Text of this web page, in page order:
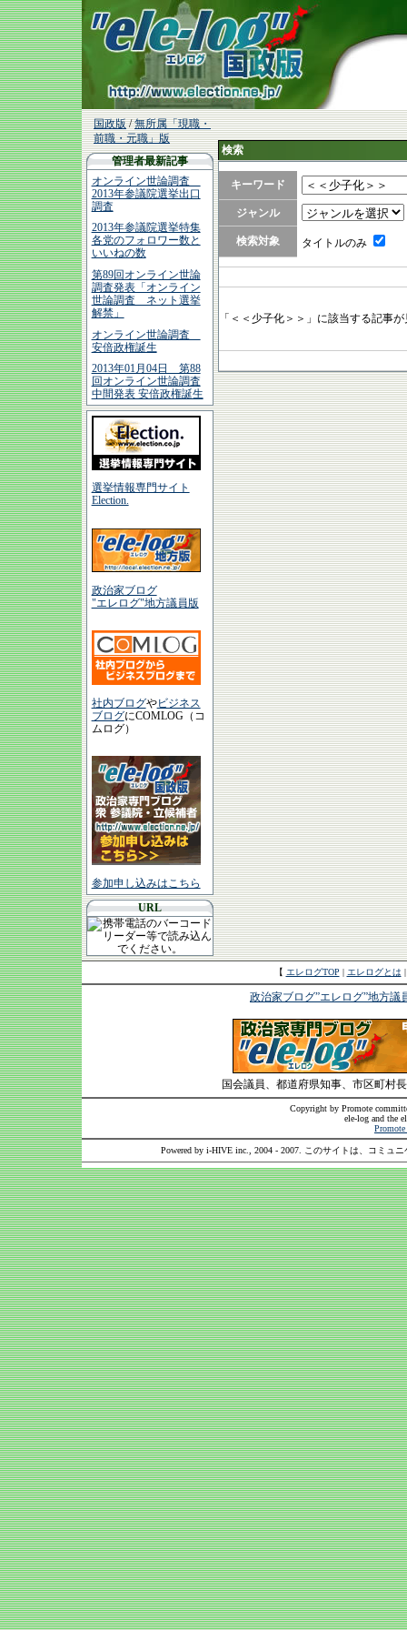
国政版/無所属「現職・
前職・元職」版
管理者最新記事
オンライン世論調査
2013年参議院選挙出口
調査
2013年参議院選挙特集
各党のフォロワー数と
いいねの数
第89回オンライン世論
調査発表「オンライン
世論調査 ネット選挙
解禁」
オンライン世論調査
安倍政権誕生
2013年01月04日 第88
回オンライン世論調査
中間発表 安倍政権誕生
選挙情報専門サイト
Election.
政治家ブログ
"エレログ"地方議員版
社内ブログやビジネス
ブログにCOMLOG（コ
ムログ）
参加申し込みはこちら
URL
検索
キーワード
ジャンル
検索対象 タイトルのみ
「＜＜少子化＞＞」に該当する記事
【 エレログTOP | エレログとは
政治家ブログ”エレログ”地方議
国会議員、都道府県知事、市区町村
Copyright by Promote
ele-log and the
Powered by i-HIVE inc., 2004 - 2007. このサイトは、コミュ